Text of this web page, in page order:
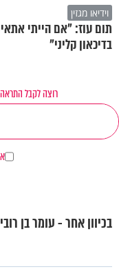
וידיאו מגזין
תום עוז: "אם הייתי
בדיכאון קליני"
רוצה לקבל
בכיוון אחר - עומר בן רובי